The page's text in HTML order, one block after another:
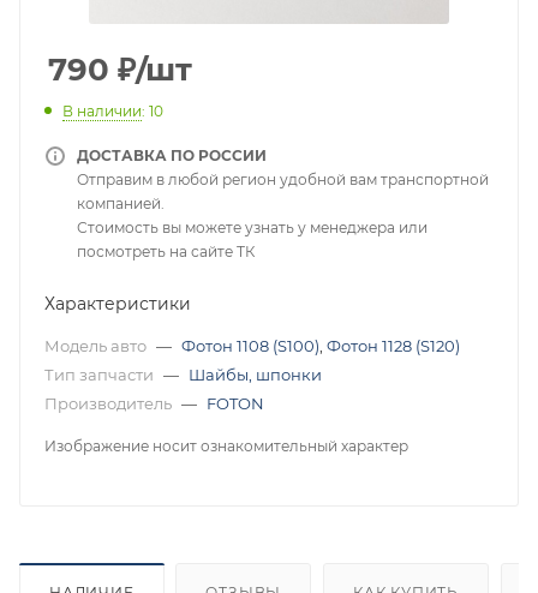
790 ₽/шт
В наличии: 10
ДОСТАВКА ПО РОССИИ
Отправим в любой регион удобной вам транспортной
компанией.
Стоимость вы можете узнать у менеджера или
посмотреть на сайте ТК
Характеристики
Модель авто — Фотон 1108 (S100) Фотон 1128 (S120)
Тип запчасти — Шайбы, шпонки
Производитель — FOTON
Изображение носит ознакомительный характер